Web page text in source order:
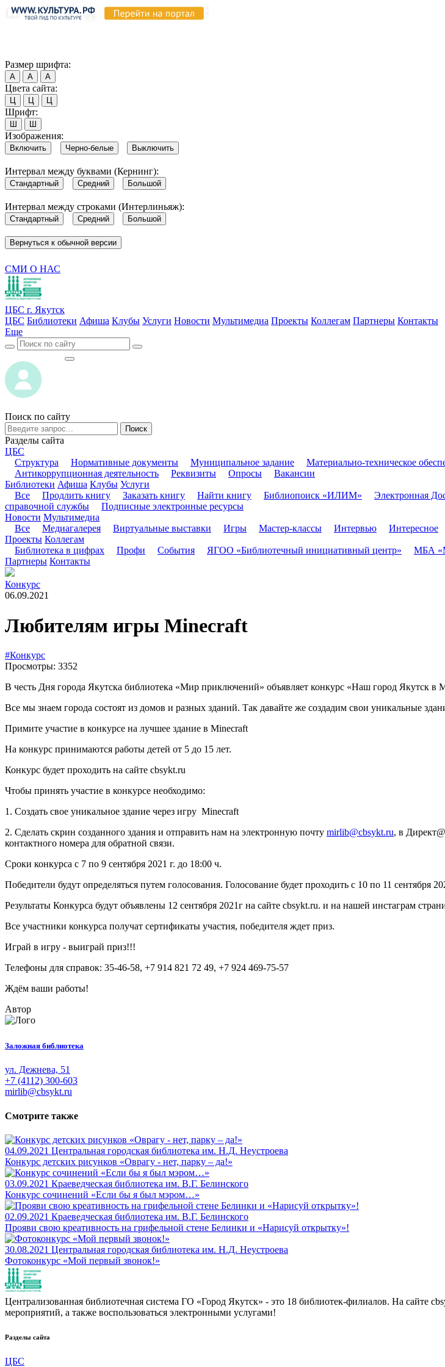
Размер шрифта:
А А А
Цвета сайта:
Ц Ц Ц
Шрифт:
Ш Ш
Изображения:
Включить Черно-белые Выключить
Интервал между буквами (Кернинг):
Стандартный Средний Большой
Интервал между строками (Интерлиньяж):
Стандартный Средний Большой
Вернуться к обычной версии
СМИ О НАС
ЦБС г. Якутск
ЦБС Библиотеки Афиша Клубы Услуги Новости Мультимедиа Проекты Коллегам Партнеры Контакты
Еще
Поиск по сайту
Поиск
Разделы сайта
ЦБС
Структура
Нормативные документы Муниципальное задание Материально-техническое
Антикоррупционная деятельность
Реквизиты Опросы
Вакансии
Библиотеки Афиша Клубы Услуги
Все
Продлить книгу Заказать книгу Найти книгу Библиопоиск «ИЛИМ» Электронная
справочной службы
Подписные электронные ресурсы
Новости Мультимедиа
Все
Медиагалерея Виртуальные выставки Игры Мастер-классы Интервью
Интересное
Проекты Коллегам
Библиотека в цифрах
Профи События ЯГОО «Библиотечный инициативный центр» МБА
Партнеры Контакты
Конкурс
06.09.2021
Любителям игры Minecraft
#Конкурс
Просмотры: 3352
В честь Дня города Якутска библиотека «Мир приключений» объявляет конкурс «Наш город Якутск в
Все мы знаем города состоят из домов и разных зданий. Так давайте же создадим свои уникальные
Примите участие в конкурсе на лучшее здание в Minecraft
На конкурс принимаются работы детей от 5 до 15 лет.
Конкурс будет проходить на сайте cbsykt.ru
Чтобы принять участие в конкурсе необходимо:
1. Создать свое уникальное здание через игру Minecraft
2. Сделать скрин созданного здания и отправить нам на электронную почту mirlib@cbsykt.ru, в
контактного номера для обратной связи.
Сроки конкурса с 7 по 9 сентября 2021 г. до 18:00 ч.
Победители будут определяться путем голосования. Голосование будет проходить с 10 по 11 сентября
Результаты Конкурса будут объявлены 12 сентября 2021г на сайте cbsykt.ru. и на нашей инстаграм
Все участники конкурса получат сертификаты участия, победителя ждет приз.
Играй в игру - выиграй приз!!!
Телефоны для справок: 35-46-58, +7 914 821 72 49, +7 924 469-75-57
Ждём ваши работы!
Автор
Заложная библиотека
ул. Дежнева, 51
+7 (4112) 300-603
mirlib@cbsykt.ru
Смотрите также
04.09.2021 Центральная городская библиотека им. Н.Д. Неустроева
Конкурс детских рисунков «Оврагу - нет, парку – да!»
03.09.2021 Краеведческая библиотека им. В.Г. Белинского
Конкурс сочинений «Если бы я был мэром…»
02.09.2021 Краеведческая библиотека им. В.Г. Белинского
Прояви свою креативность на грифельной стене Белинки и «Нарисуй открытку»!
30.08.2021 Центральная городская библиотека им. Н.Д. Неустроева
Фотоконкурс «Мой первый звонок!»
Централизованная библиотечная система ГО «Город Якутск» - это 18 библиотек-филиалов. На сайте
мероприятий, а также воспользоваться электронными услугами!
Разделы сайта
ЦБС